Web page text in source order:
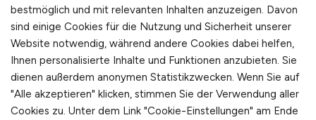
Für Arbeitgeber
Stellenanzeigen schalten
Mediadaten & Konditionen
Arbeitgeber Seite
bestmöglich und mit relevanten Inhalten anzuzeigen. Davon
sind einige Cookies für die Nutzung und Sicherheit unserer
Website notwendig, während andere Cookies dabei helfen,
Ihnen personalisierte Inhalte und Funktionen anzubieten. Sie
dienen außerdem anonymen Statistikzwecken. Wenn Sie auf
"Alle akzeptieren" klicken, stimmen Sie der Verwendung aller
Cookies zu. Unter dem Link "Cookie-Einstellungen" am Ende